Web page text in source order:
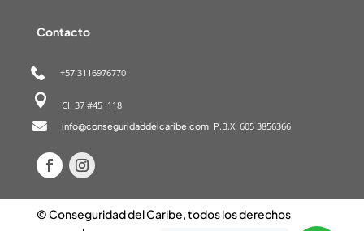
Contacto
+57 3116976770
 Cl. 37 #45−118
 info@conseguridaddelcaribe.comP.B.X: 605 3856366
© Conseguridad del Caribe, todos los derechos